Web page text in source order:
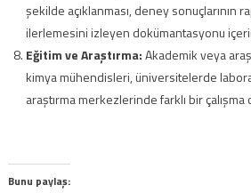
şekilde açıklanması, deney sonuçlarının
ilerlemesini izleyen dokümantasyonu
Eğitim ve Araştırma:Akademik veya
kimya mühendisleri, üniversitelerde
araştırma merkezlerinde farklı bir
Bunu paylaş: